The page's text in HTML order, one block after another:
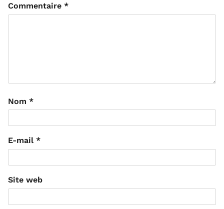
Commentaire *
Nom *
E-mail *
Site web